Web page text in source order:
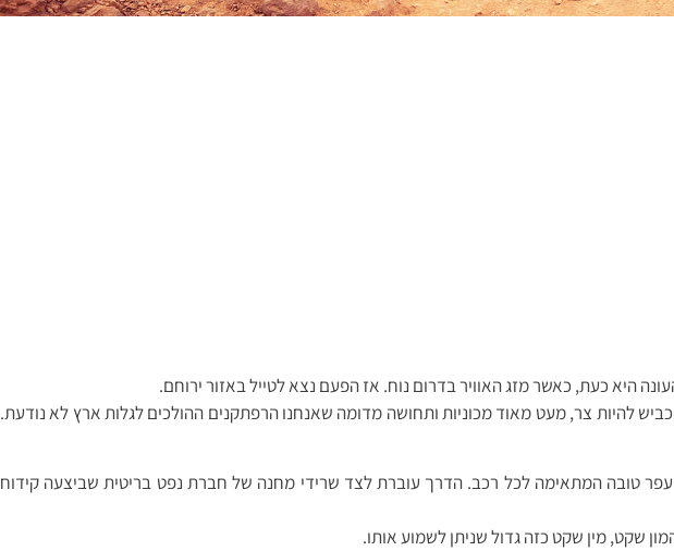
היא כעת, כאשר מזג האוויר בדרום נוח. אז הפעם נצא לטייל באזור ירוחם.
כבר לאחר היציאה מירוחם הופך הכביש להיות צר, מעט מאוד מכוניות ותחושה מדומה שאנחנו הרפתקנים ההולכים לגלות ארץ לא נודעת.
טובה המתאימה לכל רכב. הדרך עוברת לצד שרידי מחנה של חברת נפט בריטית שביצעה קידוח